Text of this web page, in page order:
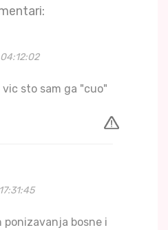
sto sam ga "cuo"
bosne i